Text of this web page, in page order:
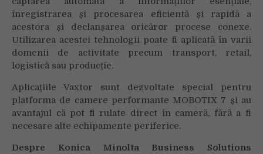
înregistrarea și procesarea eficientă și rapidă a
acestora și declanșarea oricăror procese conexe.
Utilizarea acestei tehnologii poate fi aplicată în varii
domenii de activitate precum transport, retail,
logistică sau producție.
Aplicațiile Vaxtor sunt dezvoltate special pentru
platforma de camere performante MOBOTIX 7 și au
avantajul că pot fi rulate direct în cameră, fără a fi
necesare alte echipamente periferice.
Despre Konica Minolta Business Solutions